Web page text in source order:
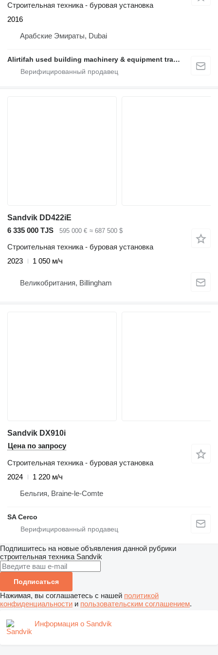
Строительная техника - буровая установка
2016
Арабские Эмираты, Dubai
Alirtifah used building machinery & equipment trading llc
Sandvik DD422iE
6 335 000 TJS
595 000 € ≈ 687 500 $
Строительная техника - буровая установка
2023
1 050 м/ч
Великобритания, Billingham
Sandvik DX910i
Цена по запросу
Строительная техника - буровая установка
2024
1 220 м/ч
Бельгия, Braine-le-Comte
SA Cerco
Подпишитесь на новые объявления данной рубрики
строительная техника Sandvik
Подписаться
Нажимая, вы соглашаетесь с нашей политикой
конфиденциальности и пользовательским соглашением.
Информация о Sandvik